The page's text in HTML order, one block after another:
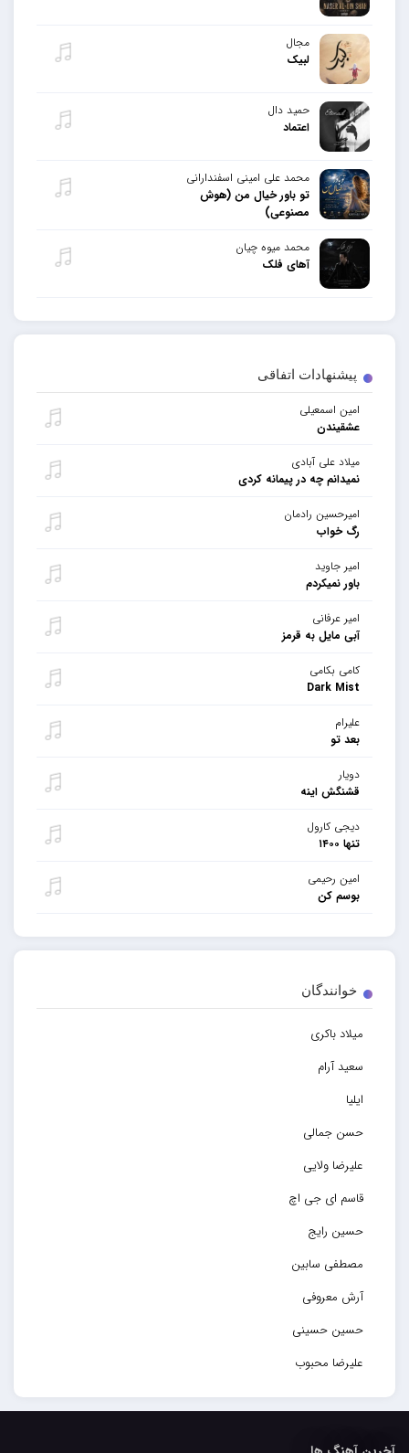
پیشنهادات اتفاقی
امین اسمعیلی
عشقیندن
میلاد علی آبادی
نمیدانم چه در پیمانه کردی
امیرحسین رادمان
رگ خواب
امیر جاوید
باور نمیکردم
امیر عرفانی
آبی مایل به قرمز
کامی بکامی
Dark Mist
علیرام
بعد تو
دویار
قشنگش اینه
دیجی کارول
تنها ۱۴۰۰
امین رحیمی
بوسم کن
خوانندگان
میلاد باکری
سعید آرام
ایلیا
حسن جمالی
علیرضا ولایی
قاسم ای جی اچ
حسین رایج
مصطفی سابین
آرش معروفی
حسین حسینی
علیرضا محبوب
حسین حصارکی
مجال
لبیک
حمید دال
اعتماد
محمد علی امینی اسفندارانی
تو باور خیال من (هوش
مصنوعی)
محمد میوه چیان
آهای فلک